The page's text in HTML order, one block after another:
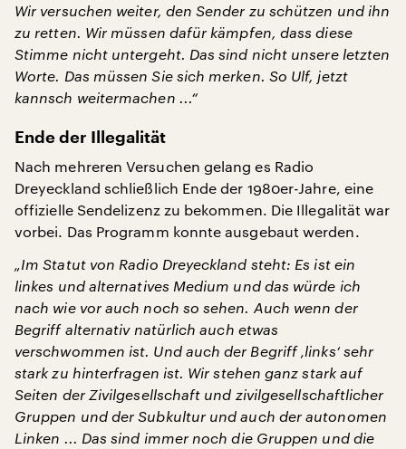
Wir versuchen weiter, den Sender zu schützen und ihn
zu retten. Wir müssen dafür kämpfen, dass diese
Stimme nicht untergeht. Das sind nicht unsere letzten
Worte. Das müssen Sie sich merken. So Ulf, jetzt
kannsch weitermachen ...“
Ende der Illegalität
Nach mehreren Versuchen gelang es Radio
Dreyeckland schließlich Ende der 1980er-Jahre, eine
offizielle Sendelizenz zu bekommen. Die Illegalität war
vorbei. Das Programm konnte ausgebaut werden.
„Im Statut von Radio Dreyeckland steht: Es ist ein
linkes und alternatives Medium und das würde ich
nach wie vor auch noch so sehen. Auch wenn der
Begriff alternativ natürlich auch etwas
verschwommen ist. Und auch der Begriff ‚links‘ sehr
stark zu hinterfragen ist. Wir stehen ganz stark auf
Seiten der Zivilgesellschaft und zivilgesellschaftlicher
Gruppen und der Subkultur und auch der autonomen
Linken ... Das sind immer noch die Gruppen und die